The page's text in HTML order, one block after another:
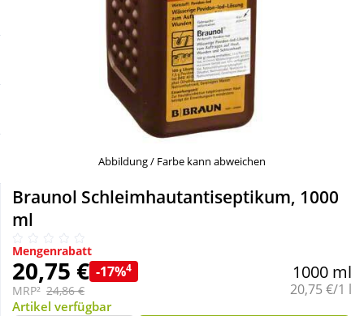
Täglich gut versorgt
Körperpflege & Kosmetik
Nahrungsergänzung
Natur & Homöopathie
Sanitätshaus
Sport & Fitness
Abbildung / Farbe kann abweichen
Braunol Schleimhautantiseptikum, 1000
ml
Mengenrabatt
20,75 € -17%4
MRP² 24,86 €
1000 ml
Grundpreis:
20,75 €/1 l
Artikel verfügbar